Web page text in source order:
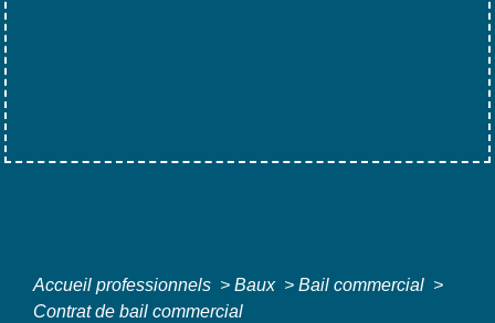
Accueil professionnels > Baux > Bail commercial >
Contrat de bail commercial